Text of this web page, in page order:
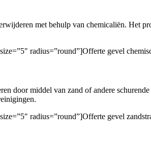
met behulp van chemicaliën. Het
radius=”round”]Offerte gevel
door middel van zand of andere
radius=”round”]Offerte gevel